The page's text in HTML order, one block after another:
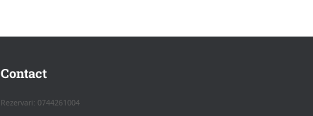
Contact
Rezervari: 0744261004